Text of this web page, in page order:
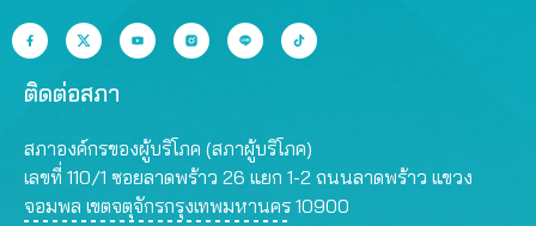
ติดต่อสภา
สภาองค์กรของผู้บริโภค (สภาผู้บริโภค)
เลขที่ 110/1 ซอยลาดพร้าว 26 แยก 1-2 ถนนลาดพร้าว แขวง
จอมพล เขตจตุจักรกรุงเทพมหานคร 10900